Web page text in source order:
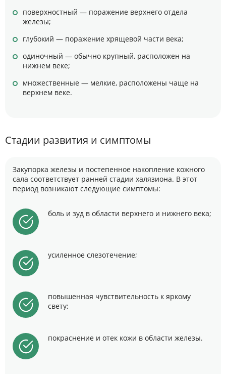
поверхностный — поражение верхнего отдела
железы;
глубокий — поражение хрящевой части века;
одиночный — обычно крупный, расположен на
нижнем веке;
множественные — мелкие, расположены чаще на
верхнем веке.
Стадии развития и симптомы
Закупорка железы и постепенное накопление кожного
сала соответствует ранней стадии халязиона. В этот
период возникают следующие симптомы:
боль и зуд в области верхнего и нижнего века;
усиленное слезотечение;
повышенная чувствительность к яркому
свету;
покраснение и отек кожи в области железы.